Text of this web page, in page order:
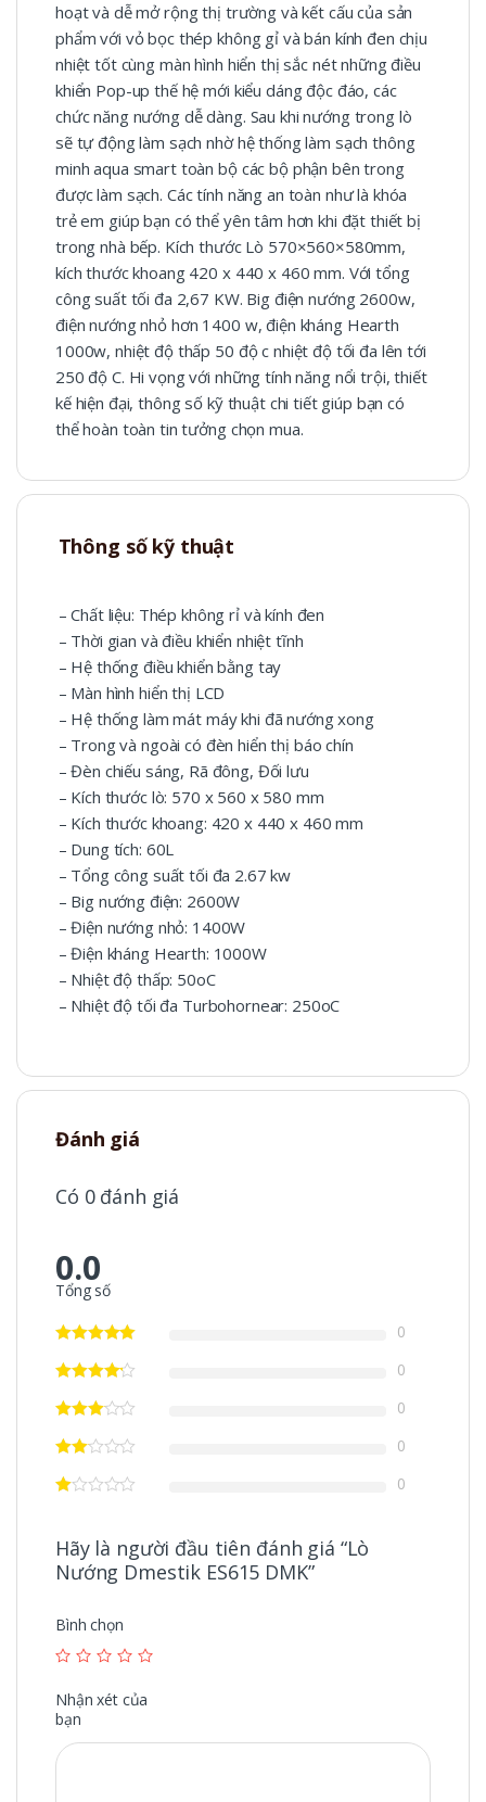
hoạt và dễ mở rộng thị trường và kết cấu của sản
phẩm với vỏ bọc thép không gỉ và bán kính đen chịu
nhiệt tốt cùng màn hình hiển thị sắc nét những điều
khiển Pop-up thế hệ mới kiểu dáng độc đáo, các
chức năng nướng dễ dàng. Sau khi nướng trong lò
sẽ tự động làm sạch nhờ hệ thống làm sạch thông
minh aqua smart toàn bộ các bộ phận bên trong
được làm sạch. Các tính năng an toàn như là khóa
trẻ em giúp bạn có thể yên tâm hơn khi đặt thiết bị
trong nhà bếp. Kích thước Lò 570×560×580mm,
kích thước khoang 420 x 440 x 460 mm. Với tổng
công suất tối đa 2,67 KW. Big điện nướng 2600w,
điện nướng nhỏ hơn 1400 w, điện kháng Hearth
1000w, nhiệt độ thấp 50 độ c nhiệt độ tối đa lên tới
250 độ C. Hi vọng với những tính năng nổi trội, thiết
kế hiện đại, thông số kỹ thuật chi tiết giúp bạn có
thể hoàn toàn tin tưởng chọn mua.
Thông số kỹ thuật
– Chất liệu: Thép không rỉ và kính đen
– Thời gian và điều khiển nhiệt tĩnh
– Hệ thống điều khiển bằng tay
– Màn hình hiển thị LCD
– Hệ thống làm mát máy khi đã nướng xong
– Trong và ngoài có đèn hiển thị báo chín
– Đèn chiếu sáng, Rã đông, Đối lưu
– Kích thước lò: 570 x 560 x 580 mm
– Kích thước khoang: 420 x 440 x 460 mm
– Dung tích: 60L
– Tổng công suất tối đa 2.67 kw
– Big nướng điện: 2600W
– Điện nướng nhỏ: 1400W
– Điện kháng Hearth: 1000W
– Nhiệt độ thấp: 50oC
– Nhiệt độ tối đa Turbohornear: 250oC
Đánh giá
Có 0 đánh giá
0.0
Tổng số
0
0
0
0
0
Hãy là người đầu tiên đánh giá “Lò
Nướng Dmestik ES615 DMK”
Bình chọn
Nhận xét của
bạn